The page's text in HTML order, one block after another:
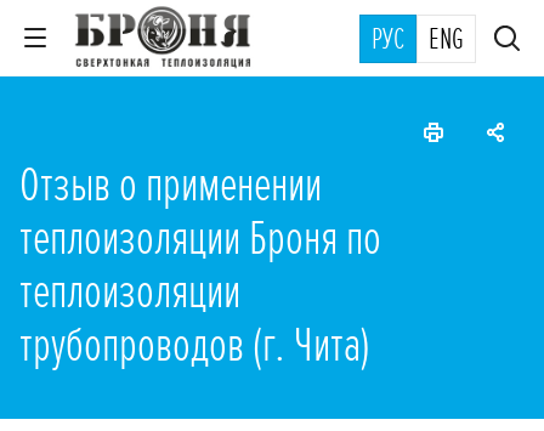
РУС ENG
Отзыв о применении
теплоизоляции Броня по
теплоизоляции
трубопроводов (г. Чита)